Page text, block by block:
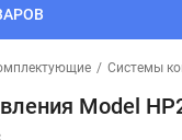
/ Системы
Model